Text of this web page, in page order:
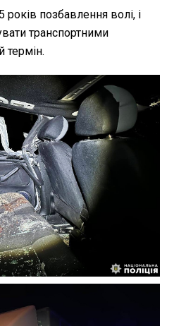
позбавлення волі, і
транспортними
термін.